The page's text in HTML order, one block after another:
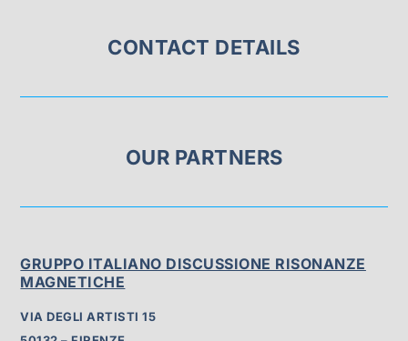
CONTACT DETAILS
OUR PARTNERS
GRUPPO ITALIANO DISCUSSIONE RISONANZE
MAGNETICHE
VIA DEGLI ARTISTI 15